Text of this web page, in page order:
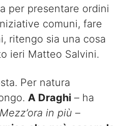
per presentare ordini
comuni, fare
ritengo sia una cosa
ieri Matteo Salvini.
Per natura
A Draghi – ha
Mezz’ora in più –